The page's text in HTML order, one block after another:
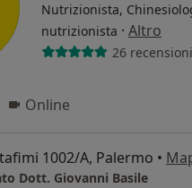
Nutrizionista,
nutrizionista · Altro
26 recensioni
Online
1002/A, Palermo •
Dott. Giovanni Basile